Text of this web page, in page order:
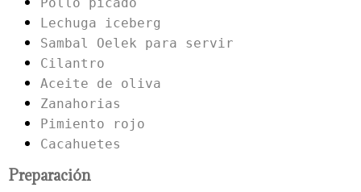
Lechuga iceberg
Sambal Oelek para servir
Cilantro
Aceite de oliva
Zanahorias
Pimiento rojo
Cacahuetes
Preparación